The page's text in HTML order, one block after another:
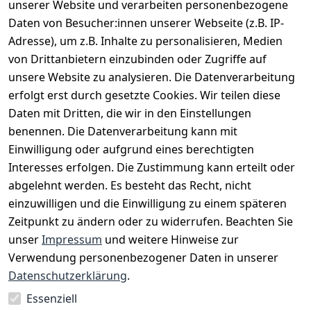
EU-Verantwortliche Person - klicken Sie für Details
unserer Website und verarbeiten personenbezogene
Daten von Besucher:innen unserer Webseite (z.B. IP-
Adresse), um z.B. Inhalte zu personalisieren, Medien
von Drittanbietern einzubinden oder Zugriffe auf
unsere Website zu analysieren. Die Datenverarbeitung
erfolgt erst durch gesetzte Cookies. Wir teilen diese
Daten mit Dritten, die wir in den Einstellungen
benennen. Die Datenverarbeitung kann mit
Einwilligung oder aufgrund eines berechtigten
Interesses erfolgen. Die Zustimmung kann erteilt oder
abgelehnt werden. Es besteht das Recht, nicht
einzuwilligen und die Einwilligung zu einem späteren
Zeitpunkt zu ändern oder zu widerrufen. Beachten Sie
unserImpressum und weitere Hinweise zur
Verwendung personenbezogener Daten in unserer
Datenschutzerklärung.
Essenziell
Rechtliches
AGB
Impressum
Datenschutze
rklärung
Barrierefreihe
Services
Kontakt
Registrieren
Katalog
Zahlungsm
öglichkeite
n
Vorkasse
PayPal
Versanddie
nstleister
Post